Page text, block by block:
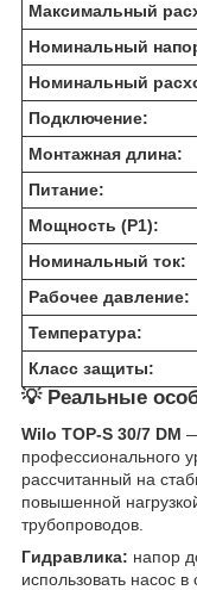
Максимальный
Номинальный
Номинальный
Подключение:
Монтажная длина:
Питание:
Мощность (P1):
Номинальный ток:
Рабочее давление:
Температура:
Класс защиты:
💡 Реальные
Wilo TOP-S 30/7 DM
профессионального
рассчитанный на
повышенной
трубопроводов.
Гидравлика: напор
использовать насос